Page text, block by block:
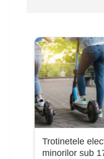
Trotinetele
minorilor sub